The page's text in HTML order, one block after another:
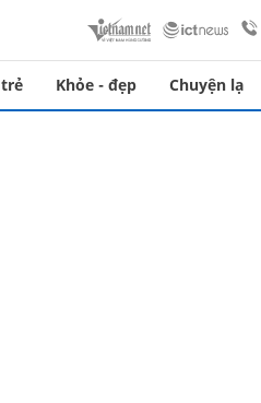
Khỏe - đẹp Chuyện lạ